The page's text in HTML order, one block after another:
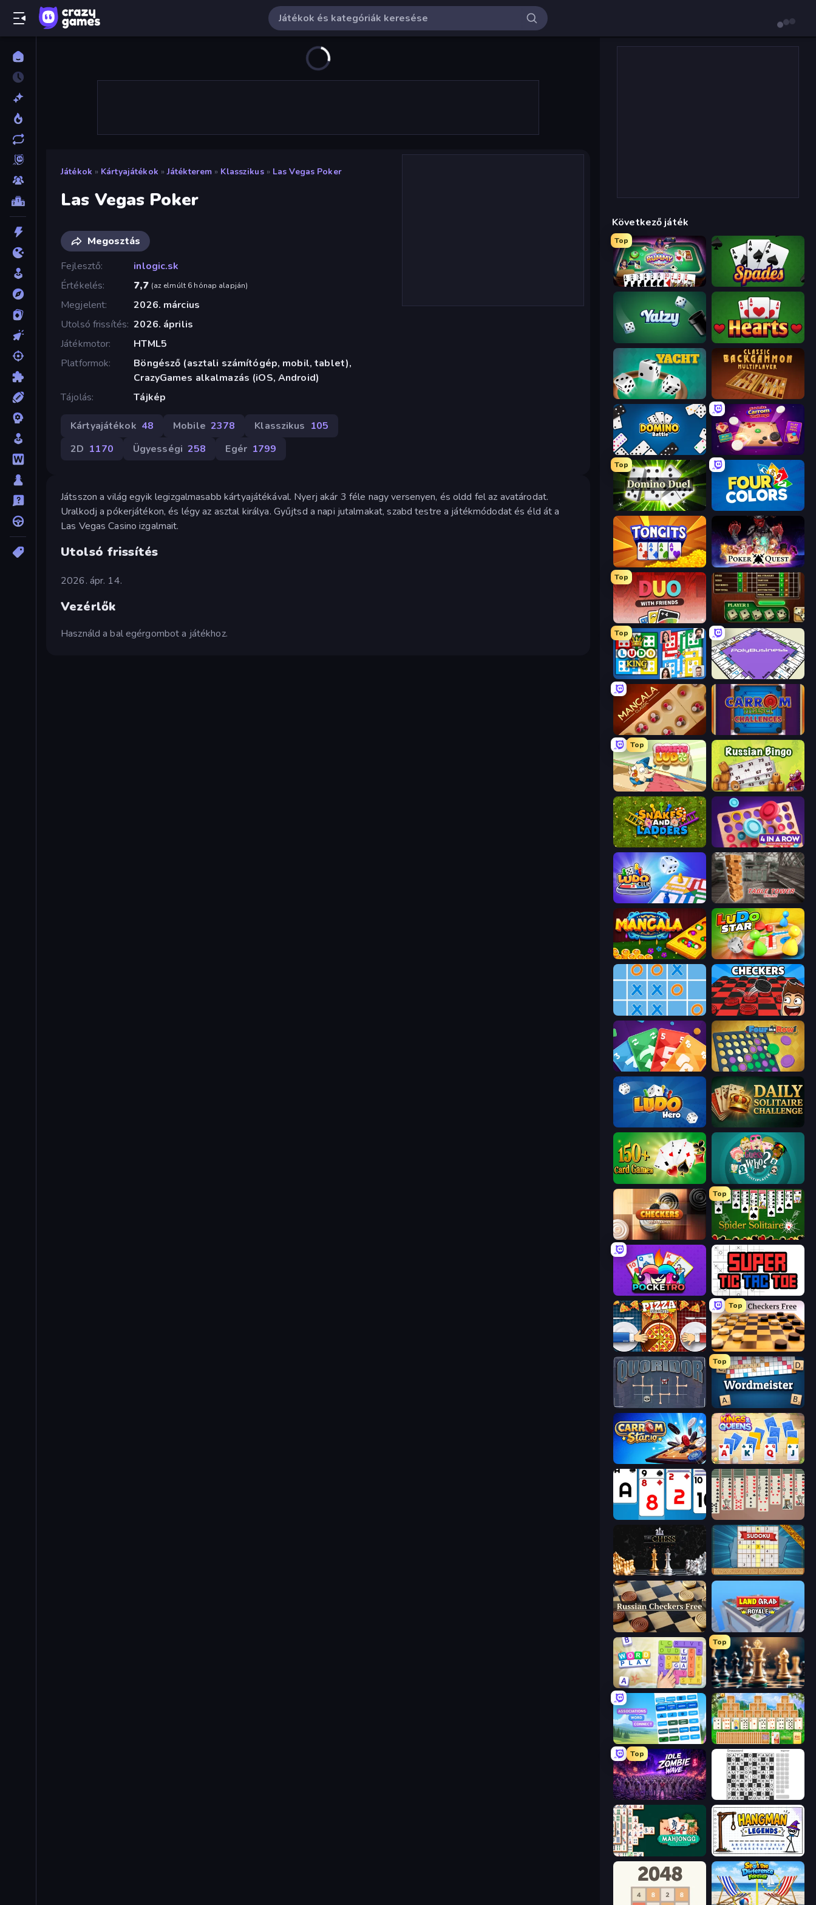
Játékok » Kártyajátékok » Játékterem » Klasszikus » Las Vegas Poker
Las Vegas Poker
Megosztás
Fejlesztő
inlogic.sk
Értékelés
7,7 (az elmúlt 6 hónap alapján)
Megjelent
2026. március
Utolsó frissítés 2026. április
Játékmotor
HTML5
Platformok
Böngésző (asztali számítógép, mobil, tablet),
CrazyGames alkalmazás (iOS, Android)
Tájolás
Tájkép
Kártyajátékok 48 Mobile 2378 Klasszikus 105
2D 1170 Ügyességi 258 Egér 1799
Játsszon a világ egyik legizgalmasabb kártyajátékával. Nyerj akár 3 féle nagy versenyen, és oldd fel az avatárodat.
Uralkodj a pókerjátékon, és légy az asztal királya. Gyűjtsd a napi jutalmakat, szabd testre a játékmódodat és éld át a
Las Vegas Casino izgalmait.
Utolsó frissítés
2026. ápr. 14.
Vezérlők
Használd a bal egérgombot a játékhoz.
Következő játék
Top
Gin Rummy Mania Spades
Hearts: Classic
Yacht Backgammon Online
Domino Battle
Top
Domino Duel
Tongits Poker Quest
Top
DUO With Friends Yahtzee Online
Top
Ludo King PolyBusiness (Unofficial Monopoly)
Mancala Classic
Top
Sweety Ludo Russian Bingo
Snakes and Ladders Connect 4 Online Multiplayer
Ludo Club Table Tower Online
Mancala Online Ludo Star League
Tic Tac Toe Online Checkers & Draughts Multiplayer
Foono Online Multiplayer Four in a Row
Guess Who Online
Top
Spider Solitaire
Pocketro Super Tic Tac Toe
Pizza Challenge
Top
English Checkers Free
Quoridor Online
Top
Wordmeister
Carrom Stars.io Kings and Queens Solitaire TriPeaks
Social Solitaire Spider Solitaire 2 Suits
The Chess Sudoku Online
Russian Checkers Free Landgrab Royale
Word Play
Top
Chess Free
Associations - Word Connect Magic Towers Solitaire
Top
Idle Zombie Wave: Survivors Crossword
Mahjongg Solitaire Hangman Legends